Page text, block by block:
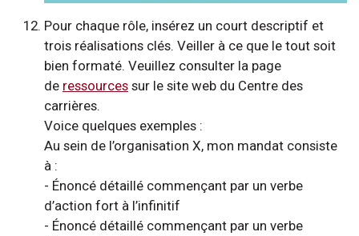
Pour chaque rôle, insérez un court descriptif et
trois réalisations clés. Veiller à ce que le tout soit
bien formaté. Veuillez consulter la page
de ressources sur le site web du Centre des
carrières.
Voice quelques exemples :
Au sein de l’organisation X, mon mandat consiste
à :
- Énoncé détaillé commençant par un verbe
d’action fort à l’infinitif
- Énoncé détaillé commençant par un verbe